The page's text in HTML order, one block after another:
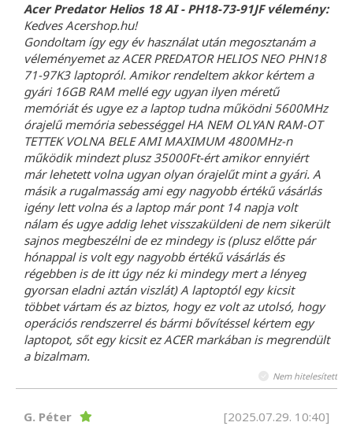
Acer Predator Helios 18 AI - PH18-73-91JF vélemény:
Kedves Acershop.hu!
Gondoltam így egy év használat után megosztanám a
véleményemet az ACER PREDATOR HELIOS NEO PHN18
71-97K3 laptopról. Amikor rendeltem akkor kértem a
gyári 16GB RAM mellé egy ugyan ilyen méretű
memóriát és ugye ez a laptop tudna működni 5600MHz
órajelű memória sebességgel HA NEM OLYAN RAM-OT
TETTEK VOLNA BELE AMI MAXIMUM 4800MHz-n
működik mindezt plusz 35000Ft-ért amikor ennyiért
már lehetett volna ugyan olyan órajelűt mint a gyári. A
másik a rugalmasság ami egy nagyobb értékű vásárlás
igény lett volna és a laptop már pont 14 napja volt
nálam és ugye addig lehet visszaküldeni de nem sikerült
sajnos megbeszélni de ez mindegy is (plusz előtte pár
hónappal is volt egy nagyobb értékű vásárlás és
régebben is de itt úgy néz ki mindegy mert a lényeg
gyorsan eladni aztán viszlát) A laptoptól egy kicsit
többet vártam és az biztos, hogy ez volt az utolsó, hogy
operációs rendszerrel és bármi bővítéssel kértem egy
laptopot, sőt egy kicsit ez ACER markában is megrendült
a bizalmam.
Nem hitelesített
G. Péter [2025.07.29. 10:40]